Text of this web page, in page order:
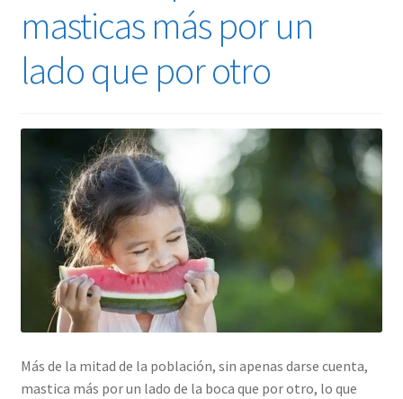
masticas más por un
lado que por otro
Más de la mitad de la población, sin apenas darse cuenta,
mastica más por un lado de la boca que por otro, lo que